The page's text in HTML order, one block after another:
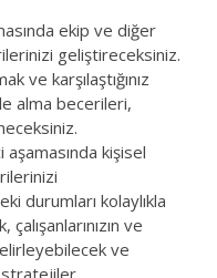
ekip ve diğer
geliştireceksiniz.
ve karşılaştığınız
alma becerileri,
kişisel
durumları kolaylıkla
çalışanlarınızın ve
ve